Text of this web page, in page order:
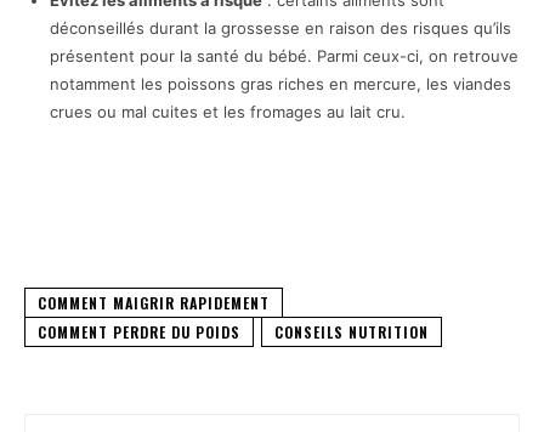
déconseillés durant la grossesse en raison des risques qu’ils
présentent pour la santé du bébé. Parmi ceux-ci, on retrouve
notamment les poissons gras riches en mercure, les viandes
crues ou mal cuites et les fromages au lait cru.
COMMENT MAIGRIR RAPIDEMENT
COMMENT PERDRE DU POIDS
CONSEILS NUTRITION